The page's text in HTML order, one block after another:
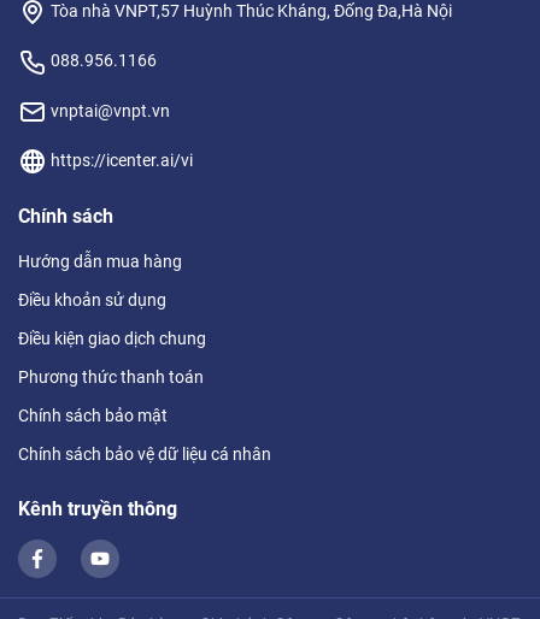
Tòa nhà VNPT,57 Huỳnh Thúc Kháng, Đống Đa,Hà Nội
088.956.1166
vnptai@vnpt.vn
https://icenter.ai/vi
Chính sách
Hướng dẫn mua hàng
Điều khoản sử dụng
Điều kiện giao dịch chung
Phương thức thanh toán
Chính sách bảo mật
Chính sách bảo vệ dữ liệu cá nhân
Kênh truyền thông